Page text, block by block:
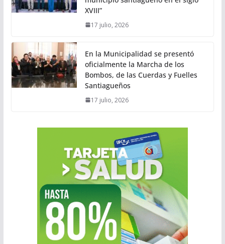
XVIII”
17 julio, 2026
En la Municipalidad se presentó
oficialmente la Marcha de los
Bombos, de las Cuerdas y Fuelles
Santiagueños
17 julio, 2026